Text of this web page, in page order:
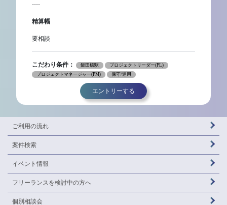
----
精算幅
要相談
こだわり条件： 飯田橋駅
プロジェクトリーダー(PL)
プロジェクトマネージャー(PM)
保守/運用
エントリーする
ご利用の流れ
案件検索
イベント情報
フリーランスを検討中の方へ
個別相談会